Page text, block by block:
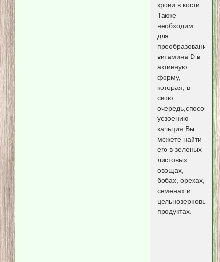
крови в кости.
Также
необходим
для
преобразования
витамина D в
активную
форму,
которая, в
свою
усвоению
кальция.Вы
можете найти
его в зеленых
листовых
овощах,
бобах, орехах,
семенах и
цельнозерновых
продуктах.